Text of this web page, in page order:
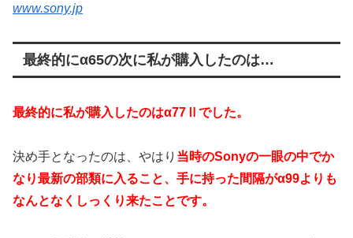
www.sony.jp
最終的にα65の次に私が購入したのは…
最終的に私が購入したのはα77Ⅱでした。
決め手となったのは、やはり 当時のSonyの一眼の中でか
なり最新の部類に入ること、手に持った間隔がα99よりも
なんとなくしっくり来たことです。